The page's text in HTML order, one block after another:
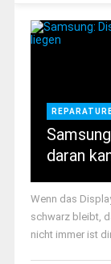
daran
Wenn das
schwarz bleibt,
nicht immer ist